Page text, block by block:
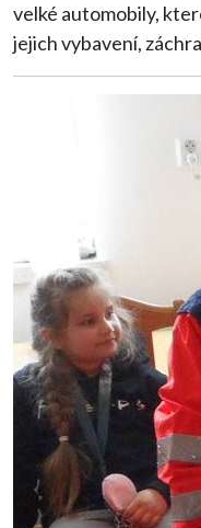
velké automobily,
jejich vybavení,